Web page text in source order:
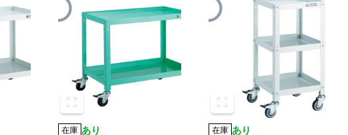
在庫 あり 在庫 あり